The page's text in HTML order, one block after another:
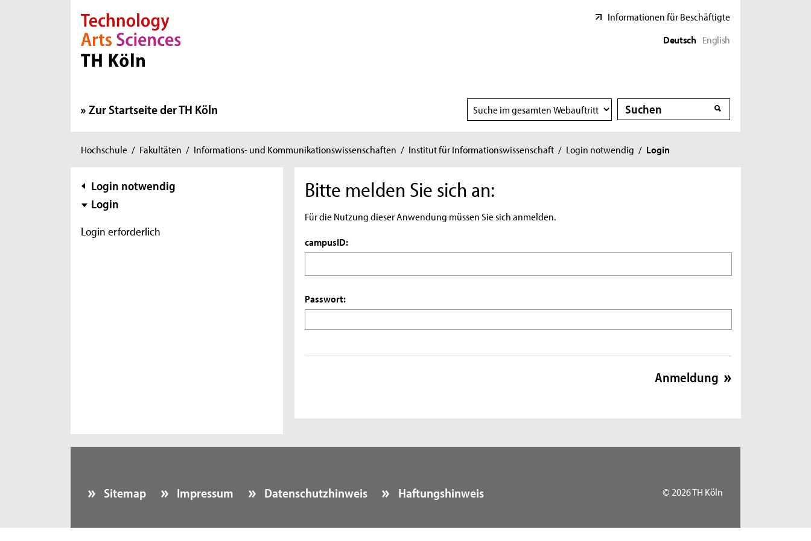
Direkt zur Hauptnavigation
Direkt zur Subnavigation
Direkt zum Inhalt
Direkt zum Fußbereich
Informationen für Beschäftigte
Deutsch English
Zur Startseite der TH Köln
Suchbereich
wählen
Suche
Suche
Sie
hier:
Hochschule / Fakultäten / Informations- und Kommunikationswissenschaften / Institut für Informationswissenschaft / Login notwendig / Login
Subnavigation
Login notwendig
Login
Login erforderlich
Bitte melden Sie sich an:
Für die Nutzung dieser Anwendung müssen Sie sich anmelden.
campusID:
Passwort:
Sitemap Impressum Datenschutzhinweis Haftungshinweis © 2026 TH Köln